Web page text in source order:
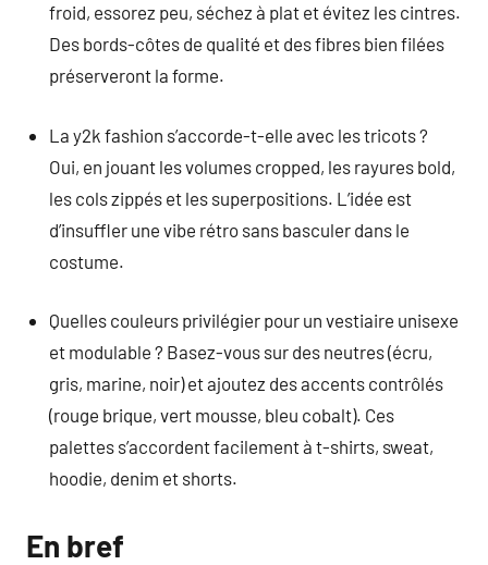
froid, essorez peu, séchez à plat et évitez les cintres.
Des bords-côtes de qualité et des fibres bien filées
préserveront la forme.
La y2k fashion s’accorde-t-elle avec les tricots ?
Oui, en jouant les volumes cropped, les rayures bold,
les cols zippés et les superpositions. L’idée est
d’insuffler une vibe rétro sans basculer dans le
costume.
Quelles couleurs privilégier pour un vestiaire unisexe
et modulable ? Basez-vous sur des neutres (écru,
gris, marine, noir) et ajoutez des accents contrôlés
(rouge brique, vert mousse, bleu cobalt). Ces
palettes s’accordent facilement à t-shirts, sweat,
hoodie, denim et shorts.
En bref